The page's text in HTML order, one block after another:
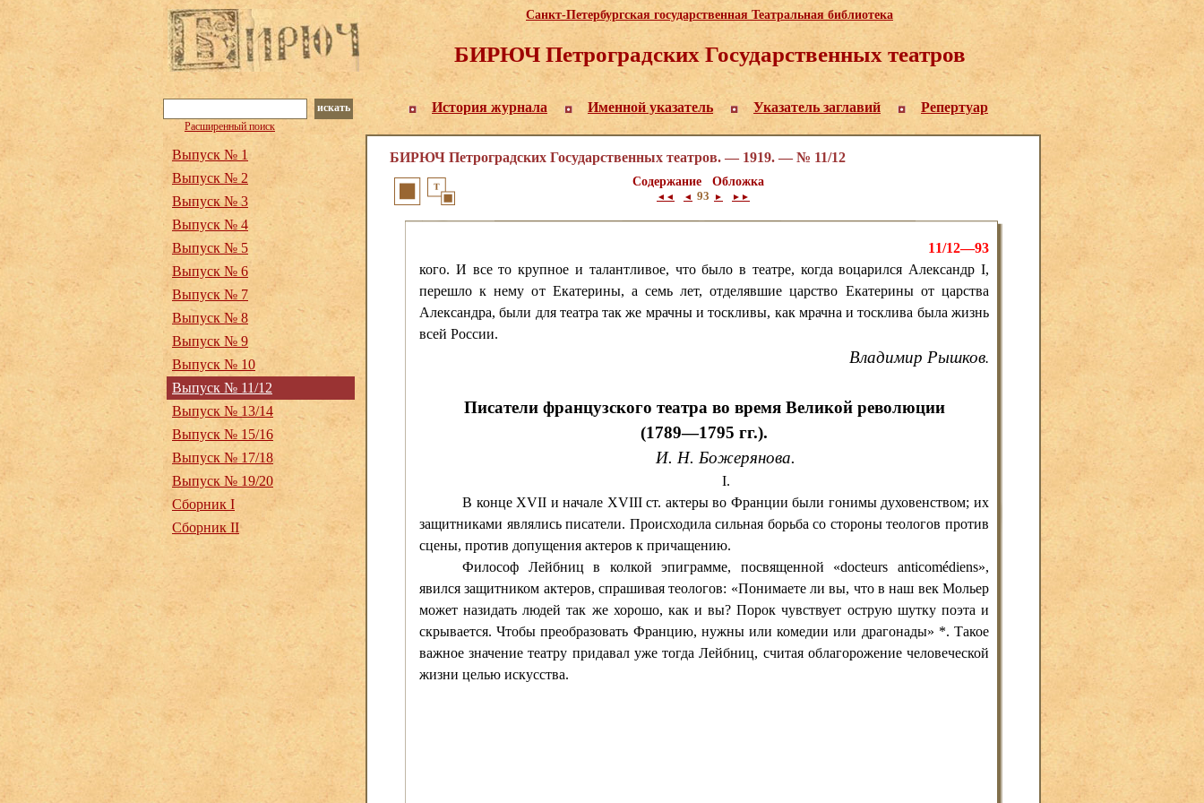
Санкт-Петербургская государственная Театральная библиотека
БИРЮЧ Петроградских Государственных театров
История журнала Именной указатель Указатель заглавий Репертуар
искать
Расширенный поиск
БИРЮЧ Петроградских Государственных театров. — 1919. — № 11/12
Содержание Обложка
◄◄ ◄ 93 ► ►►
11/12—93
кого. И все то крупное и талантливое, что было в театре, когда воцарился Александр I,
перешло к нему от Екатерины, а семь лет, отделявшие царство Екатерины от царства
Александра, были для театра так же мрачны и тоскливы, как мрачна и тосклива была жизнь
всей России.
Владимир Рышков.
Писатели французского театра во время Великой революции
(1789—1795 гг.).
И. Н. Божерянова.
I.
В конце XVII и начале XVIIIст. актеры во Франции были гонимы духовенством; их
защитниками являлись писатели. Происходила сильная борьба со стороны теологов против
сцены, против допущения актеров к причащению.
Философ Лейбниц в колкой эпиграмме, посвященной «docteurs anticomédiens»,
явился защитником актеров, спрашивая теологов: «Понимаете ли вы, что в наш век Мольер
может назидать людей так же хорошо, как и вы? Порок чувствует острую шутку поэта и
скрывается. Чтобы преобразовать Францию, нужны или комедии или драгонады» *. Такое
важное значение театру придавал уже тогда Лейбниц, считая облагорожение человеческой
жизни целью искусства.
Выпуск № 1
Выпуск № 2
Выпуск № 3
Выпуск № 4
Выпуск № 5
Выпуск № 6
Выпуск № 7
Выпуск № 8
Выпуск № 9
Выпуск № 10
Выпуск № 11/12
Выпуск № 13/14
Выпуск № 15/16
Выпуск № 17/18
Выпуск № 19/20
Сборник I
Сборник II